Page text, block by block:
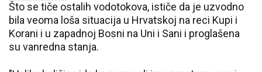
Što se tiče ostalih vodotokova, ističe da je uzvodno
bila veoma loša situacija u Hrvatskoj na reci Kupi i
Korani i u zapadnoj Bosni na Uni i Sani i proglašena
su vanredna stanja.